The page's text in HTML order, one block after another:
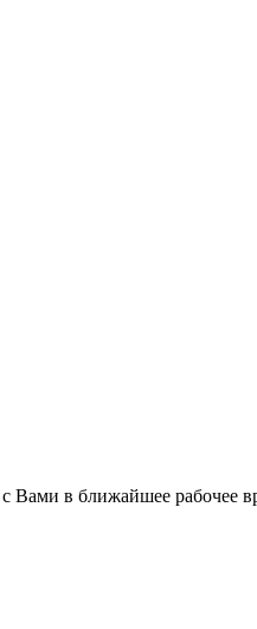
Вами в ближайшее рабочее